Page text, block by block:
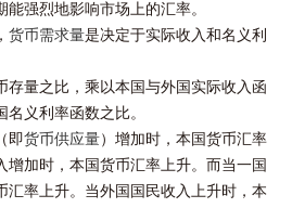
强烈地影响市场上的汇率。
货币需求量是决定于实际收入和名义利
量之比，乘以本国与外国实际收入函
义利率函数之比。
（即货币供应量）增加时，本国货币汇率
增加时，本国货币汇率上升。而当一国
汇率上升。当外国国民收入上升时，本